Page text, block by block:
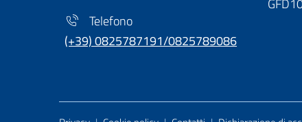
Telefono
(+39) 0825787191/0825789086